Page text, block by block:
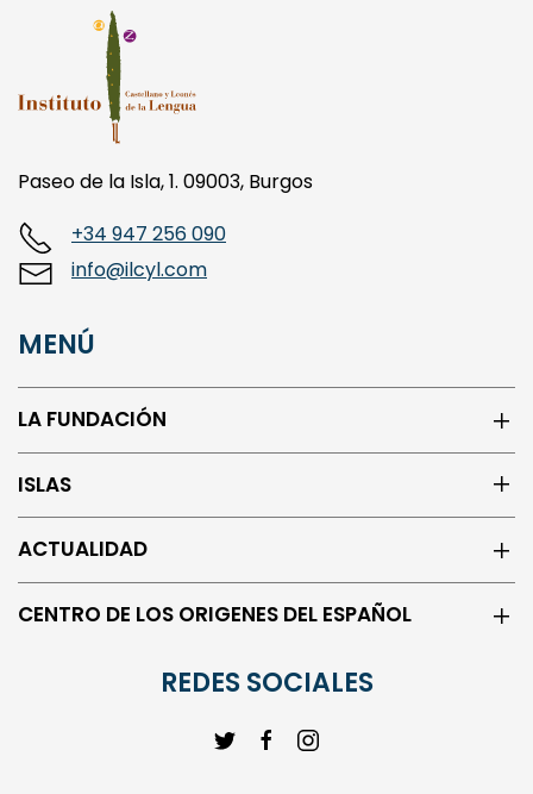
Paseo de la Isla, 1. 09003, Burgos
info@ilcyl.com
LA FUNDACIÓN
ISLAS
ACTUALIDAD
CENTRO DE LOS ORIGENES DEL ESPAÑOL